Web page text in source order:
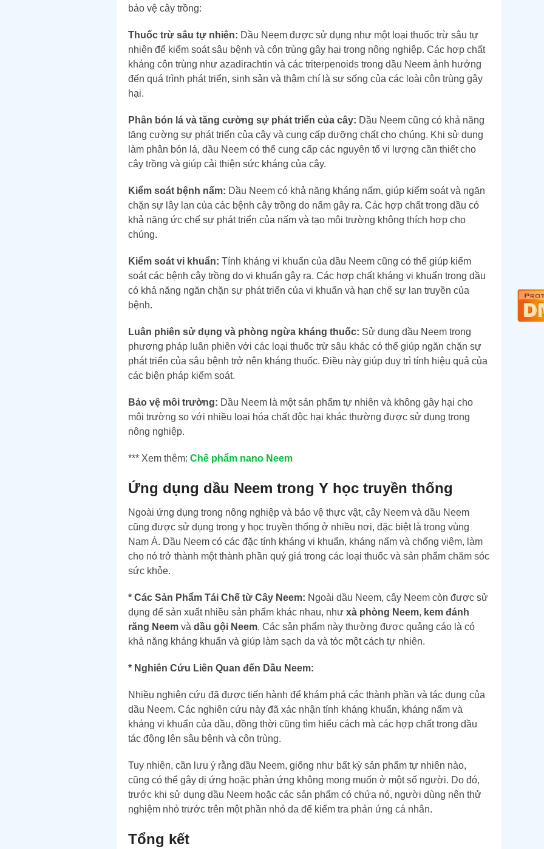
bảo vệ cây trồng:
Thuốc trừ sâu tự nhiên: Dầu Neem được sử dụng như một loại thuốc trừ sâu tự
nhiên để kiểm soát sâu bệnh và côn trùng gây hại trong nông nghiệp. Các hợp chất
kháng côn trùng như azadirachtin và các triterpenoids trong dầu Neem ảnh hưởng
đến quá trình phát triển, sinh sản và thậm chí là sự sống của các loài côn trùng gây
hại.
Phân bón lá và tăng cường sự phát triển của cây: Dầu Neem cũng có khả năng
tăng cường sự phát triển của cây và cung cấp dưỡng chất cho chúng. Khi sử dụng
làm phân bón lá, dầu Neem có thể cung cấp các nguyên tố vi lượng cần thiết cho
cây trồng và giúp cải thiện sức kháng của cây.
Kiểm soát bệnh nấm: Dầu Neem có khả năng kháng nấm, giúp kiểm soát và ngăn
chặn sự lây lan của các bệnh cây trồng do nấm gây ra. Các hợp chất trong dầu có
khả năng ức chế sự phát triển của nấm và tạo môi trường không thích hợp cho
chúng.
Kiểm soát vi khuẩn: Tính kháng vi khuẩn của dầu Neem cũng có thể giúp kiểm
soát các bệnh cây trồng do vi khuẩn gây ra. Các hợp chất kháng vi khuẩn trong dầu
có khả năng ngăn chặn sự phát triển của vi khuẩn và hạn chế sự lan truyền của
bệnh.
Luân phiên sử dụng và phòng ngừa kháng thuốc: Sử dụng dầu Neem trong
phương pháp luân phiên với các loại thuốc trừ sâu khác có thể giúp ngăn chặn sự
phát triển của sâu bệnh trở nên kháng thuốc. Điều này giúp duy trì tính hiệu quả của
các biện pháp kiểm soát.
Bảo vệ môi trường: Dầu Neem là một sản phẩm tự nhiên và không gây hại cho
môi trường so với nhiều loại hóa chất độc hại khác thường được sử dụng trong
nông nghiệp.
*** Xem thêm: Chế phẩm nano Neem
Ứng dụng dầu Neem trong Y học truyền thống
Ngoài ứng dụng trong nông nghiệp và bảo vệ thực vật, cây Neem và dầu Neem
cũng được sử dụng trong y học truyền thống ở nhiều nơi, đặc biệt là trong vùng
Nam Á. Dầu Neem có các đặc tính kháng vi khuẩn, kháng nấm và chống viêm, làm
cho nó trở thành một thành phần quý giá trong các loại thuốc và sản phẩm chăm sóc
sức khỏe.
* Các Sản Phẩm Tái Chế từ Cây Neem: Ngoài dầu Neem, cây Neem còn được sử
dụng để sản xuất nhiều sản phẩm khác nhau, như xà phòng Neem, kem đánh
răng Neem và dầu gội Neem. Các sản phẩm này thường được quảng cáo là có
khả năng kháng khuẩn và giúp làm sạch da và tóc một cách tự nhiên.
* Nghiên Cứu Liên Quan đến Dầu Neem:
Nhiều nghiên cứu đã được tiến hành để khám phá các thành phần và tác dụng của
dầu Neem. Các nghiên cứu này đã xác nhận tính kháng khuẩn, kháng nấm và
kháng vi khuẩn của dầu, đồng thời cũng tìm hiểu cách mà các hợp chất trong dầu
tác động lên sâu bệnh và côn trùng.
Tuy nhiên, cần lưu ý rằng dầu Neem, giống như bất kỳ sản phẩm tự nhiên nào,
cũng có thể gây dị ứng hoặc phản ứng không mong muốn ở một số người. Do đó,
trước khi sử dụng dầu Neem hoặc các sản phẩm có chứa nó, người dùng nên thử
nghiệm nhỏ trước trên một phần nhỏ da để kiểm tra phản ứng cá nhân.
Tổng kết